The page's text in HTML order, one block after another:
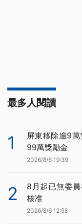
最多人閱讀
1
屏東移除逾9
99萬獎勵金
2026/8/6 19:39
2
8月起已無委
核准
2026/8/6 12:58